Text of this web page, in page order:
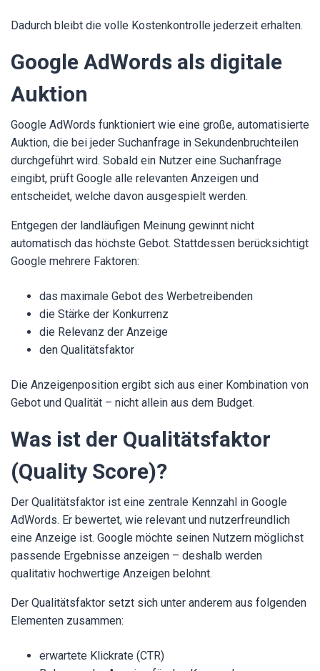
Dadurch bleibt die volle Kostenkontrolle jederzeit erhalten.
Google AdWords als digitale
Auktion
Google AdWords funktioniert wie eine große, automatisierte
Auktion, die bei jeder Suchanfrage in Sekundenbruchteilen
durchgeführt wird. Sobald ein Nutzer eine Suchanfrage
eingibt, prüft Google alle relevanten Anzeigen und
entscheidet, welche davon ausgespielt werden.
Entgegen der landläufigen Meinung gewinnt nicht
automatisch das höchste Gebot. Stattdessen berücksichtigt
Google mehrere Faktoren:
das maximale Gebot des Werbetreibenden
die Stärke der Konkurrenz
die Relevanz der Anzeige
den Qualitätsfaktor
Die Anzeigenposition ergibt sich aus einer Kombination von
Gebot und Qualität – nicht allein aus dem Budget.
Was ist der Qualitätsfaktor
(Quality Score)?
Der Qualitätsfaktor ist eine zentrale Kennzahl in Google
AdWords. Er bewertet, wie relevant und nutzerfreundlich
eine Anzeige ist. Google möchte seinen Nutzern möglichst
passende Ergebnisse anzeigen – deshalb werden
qualitativ hochwertige Anzeigen belohnt.
Der Qualitätsfaktor setzt sich unter anderem aus folgenden
Elementen zusammen:
erwartete Klickrate (CTR)